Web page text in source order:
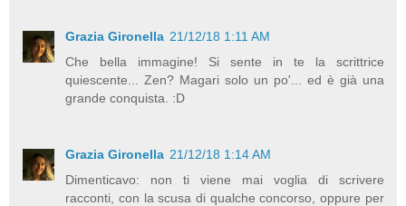
Grazia Gironella 21/12/18 1:11 AM
Che bella immagine! Si sente in te la scrittrice
quiescente... Zen? Magari solo un po'... ed è già una
grande conquista. :D
Grazia Gironella 21/12/18 1:14 AM
Dimenticavo: non ti viene mai voglia di scrivere
racconti, con la scusa di qualche concorso, oppure per